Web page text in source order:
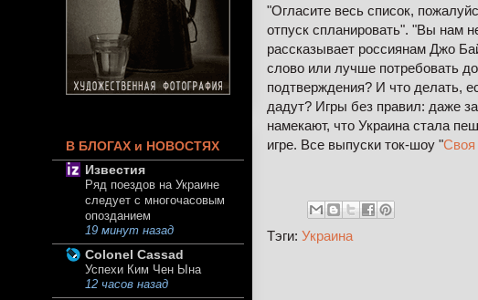
"Огласите весь список,
отпуск спланировать". "Вы нам
рассказывает россиянам Джо
слово или лучше потребовать
подтверждения? И что делать,
дадут? Игры без правил: даже
намекают, что Украина стала
игре. Все выпуски ток-шоу "Своя
Тэги: Украина
В БЛОГАХ и НОВОСТЯХ
Известия
Ряд поездов на Украине
следует с многочасовым
опозданием
19 минут назад
Colonel Cassad
Успехи Ким Чен Ына
12 часов назад